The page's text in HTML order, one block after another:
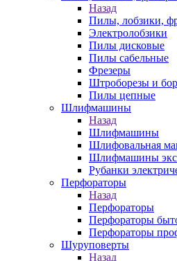
Назад
Пилы, лобзики,
Электролобзики
Пилы дисковые
Пилы сабельные
Фрезеры
Штроборезы и
Пилы цепные
Шлифмашины
Назад
Шлифмашины
Шлифовальная
Шлифмашины
Рубанки
Перфораторы
Назад
Перфораторы
Перфораторы
Перфораторы
Шуруповерты
Назад